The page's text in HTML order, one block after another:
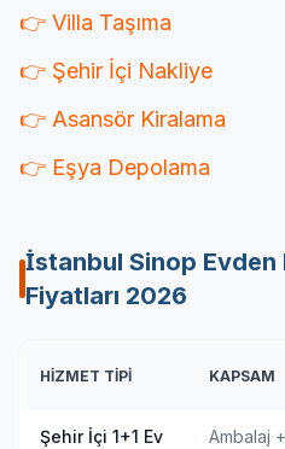
👉 Villa Taşıma
👉 Şehir İçi Nakliye
👉 Asansör Kiralama
👉 Eşya Depolama
İstanbul Sinop Evden
Fiyatları 2026
HIZMET TIPI KAPSAM
Şehir İçi 1+1 Ev
Ambalaj